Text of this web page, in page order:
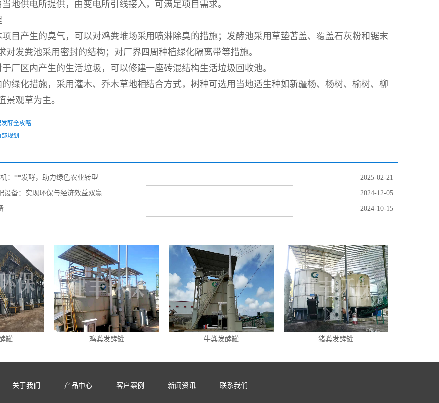
地供电所提供，由变电所引线接入，可满足项目需求。
项目产生的臭气，可以对鸡粪堆场采用喷淋除臭的措施；发酵池采用草垫苫盖、覆盖石灰粉和锯末
对发粪池采用密封的结构；对厂界四周种植绿化隔离带等措施。
厂区内产生的生活垃圾，可以修建一座砖混结构生活垃圾回收池。
的绿化措施，采用灌木、乔木草地相结合方式，树种可选用当地适生种如新疆杨、杨树、榆树、柳
景观草为主。
酵全攻略
规划
：**发酵，助力绿色农业转型 2025-02-21
设备：实现环保与经济效益双赢 2024-12-05
2024-10-15
罐 鸡粪发酵罐 牛粪发酵罐 猪粪发酵罐
关于我们 产品中心 客户案例 新闻资讯 联系我们